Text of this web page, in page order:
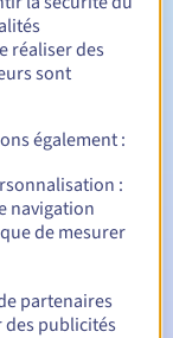
jours avant la
de la
pour notification
réaliser des
sont
également :
:
navigation
de mesurer
partenaires
publicités